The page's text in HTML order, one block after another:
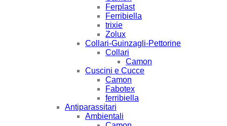
Ferplast
Ferribiella
trixie
Zolux
Collari-Guinzagli-Pettorine
Collari
Camon
Cuscini e Cucce
Camon
Fabotex
ferribiella
Antiparassitari
Ambientali